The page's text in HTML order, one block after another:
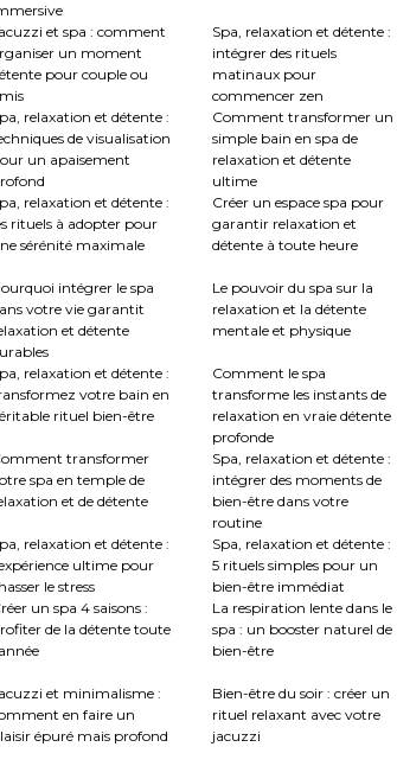
et spa : comment
un moment
pour couple ou
Spa, relaxation et détente :
intégrer des rituels
matinaux pour
commencer zen
relaxation et détente :
de visualisation
un apaisement
Comment transformer un
simple bain en spa de
relaxation et détente
ultime
relaxation et détente :
rituels à adopter pour
sérénité maximale
Créer un espace spa pour
garantir relaxation et
détente à toute heure
intégrer le spa
votre vie garantit
et détente
Le pouvoir du spa sur la
relaxation et la détente
mentale et physique
relaxation et détente :
votre bain en
rituel bien-être
Comment le spa
transforme les instants de
relaxation en vraie détente
profonde
transformer
spa en temple de
et de détente
Spa, relaxation et détente :
intégrer des moments de
bien-être dans votre
routine
relaxation et détente :
ultime pour
le stress
Spa, relaxation et détente :
5 rituels simples pour un
bien-être immédiat
un spa 4 saisons :
de la détente toute
La respiration lente dans le
spa : un booster naturel de
bien-être
et minimalisme :
en faire un
épuré mais profond
Bien-être du soir : créer un
rituel relaxant avec votre
jacuzzi